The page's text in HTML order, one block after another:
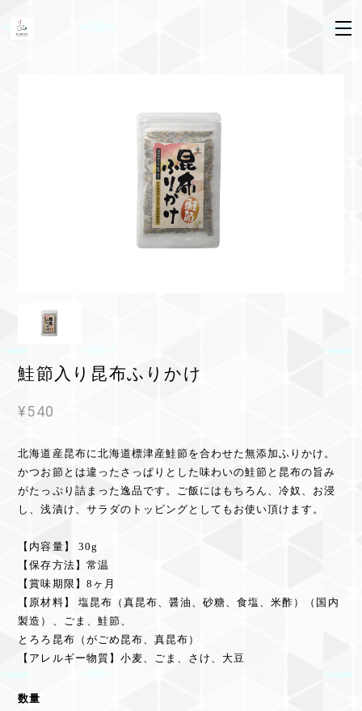
鮭節入り昆布ふりかけ
¥540
北海道産昆布に北海道標津産鮭節を合わせた無添加ふりかけ。
かつお節とは違ったさっぱりとした味わいの鮭節と昆布の旨み
がたっぷり詰まった逸品です。ご飯にはもちろん、冷奴、お浸
し、浅漬け、サラダのトッピングとしてもお使い頂けます。
【内容量】 30g
【保存方法】常温
【賞味期限】8ヶ月
【原材料】 塩昆布（真昆布、醤油、砂糖、食塩、米酢）（国内
製造）、ごま、鮭節、
とろろ昆布（がごめ昆布、真昆布）
【アレルギー物質】小麦、ごま、さけ、大豆
数量